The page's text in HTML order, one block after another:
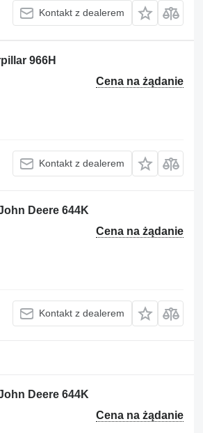
Kontakt z dealerem
966H
Cena na żądanie
Kontakt z dealerem
Deere 644K
Cena na żądanie
Kontakt z dealerem
Deere 644K
Cena na żądanie